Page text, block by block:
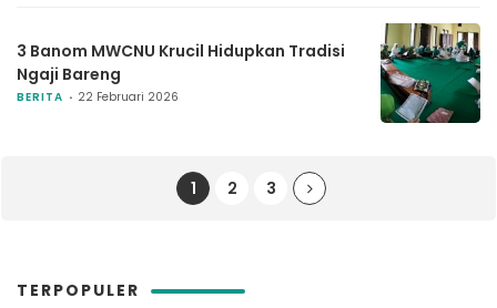
3 Banom MWCNU Krucil Hidupkan Tradisi
Ngaji Bareng
BERITA 22 Februari 2026
1 2 3
TERPOPULER